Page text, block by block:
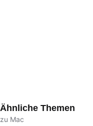
Ähnliche Themen
zu Mac